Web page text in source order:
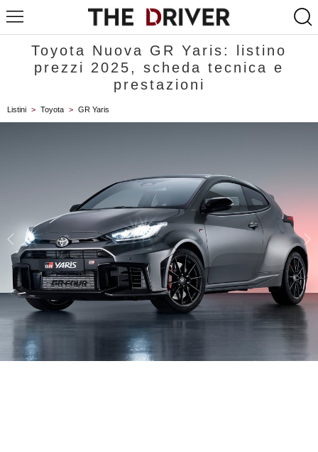
Toyota Nuova GR Yaris: listino
prezzi 2025, scheda tecnica e
prestazioni
Listini > Toyota > GR Yaris